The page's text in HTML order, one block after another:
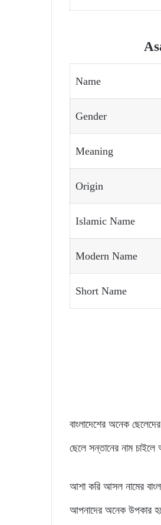
Name
Gender
Meaning
Origin
Islamic Name
Modern Name
Short Name
বাংলাদেশের অনেক
ছেলে সন্তানের নাম
আশা করি আসল নামের
আপনাদের অনেক উপকার